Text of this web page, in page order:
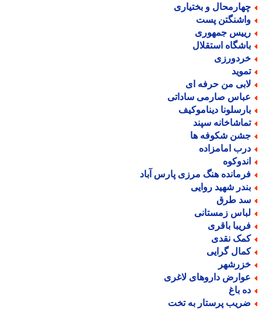
و بختیاری
پست
جمهوری
استقلال
من حرفه ای
صارمی ساداتی
دیناموکیف
سپند
شکوفه ها
امامزاده
هنگ مرزی پارس آباد
شهید روایی
طرق
زمستانی
باقری
نقدی
گرایی
داروهای لاغری
باغ
پرستار به تخت